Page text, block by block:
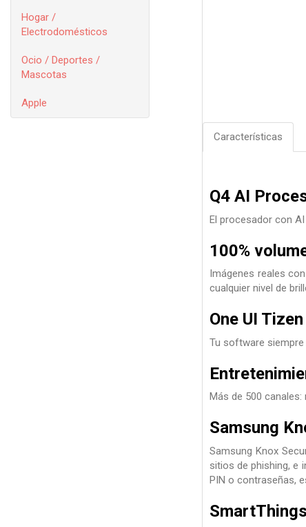
Hogar /
Electrodomésticos
Ocio / Deportes /
Mascotas
Apple
Características
Q4 AI
El procesador con
100%
Imágenes reales
cualquier nivel de
One UI Tizen
Tu software
Más de 500
Samsung
Samsung Knox
sitios de phishing, e
PIN o contraseñas,
SmartThings